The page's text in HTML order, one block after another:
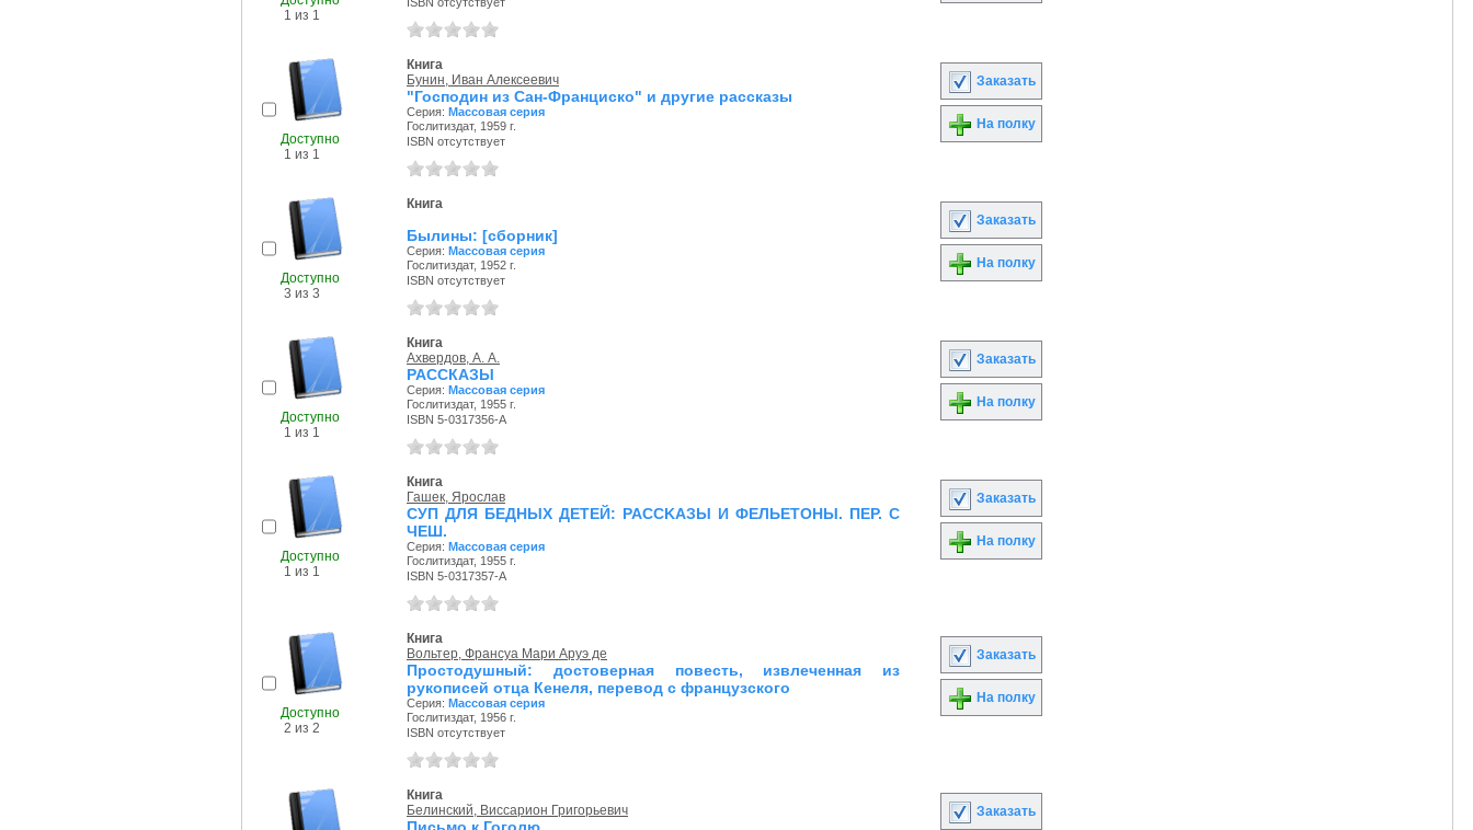
1 из 1
Доступно
1 из 1
Книга
Бунин, Иван Алексеевич
"Господин из Сан-Франциско" и другие рассказы
Серия: Массовая серия
Гослитиздат, 1959 г.
ISBN отсутствует
Заказать
На полку
Доступно
3 из 3
Книга
Былины: [сборник]
Серия: Массовая серия
Гослитиздат, 1952 г.
ISBN отсутствует
Заказать
На полку
Доступно
1 из 1
Книга
Ахвердов, А. А.
РАССКАЗЫ
Серия: Массовая серия
Гослитиздат, 1955 г.
ISBN 5-0317356-А
Заказать
На полку
Доступно
1 из 1
Книга
Гашек, Ярослав
СУП ДЛЯ БЕДНЫХ ДЕТЕЙ: PACCKAЗЫ И ФEЛЬETOHЫ. ПEP. C
ЧEШ.
Серия: Массовая серия
Гослитиздат, 1955 г.
ISBN 5-0317357-А
Заказать
На полку
Доступно
2 из 2
Книга
Вольтер, Франсуа Мари Аруэ де
Простодушный: достоверная повесть, извлеченная из
рукописей отца Кенеля, перевод с французского
Серия: Массовая серия
Гослитиздат, 1956 г.
ISBN отсутствует
Заказать
На полку
Книга
Белинский, Виссарион Григорьевич
Заказать